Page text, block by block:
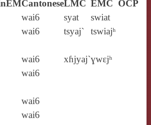
EMCantoneseLMC EMC OCP
wai6
wai6
syat
tsyaj`
swiat
tswiajʰ
wai6
wai6
xɦjyaj`ɣwɛjʰ
wai6
wai6